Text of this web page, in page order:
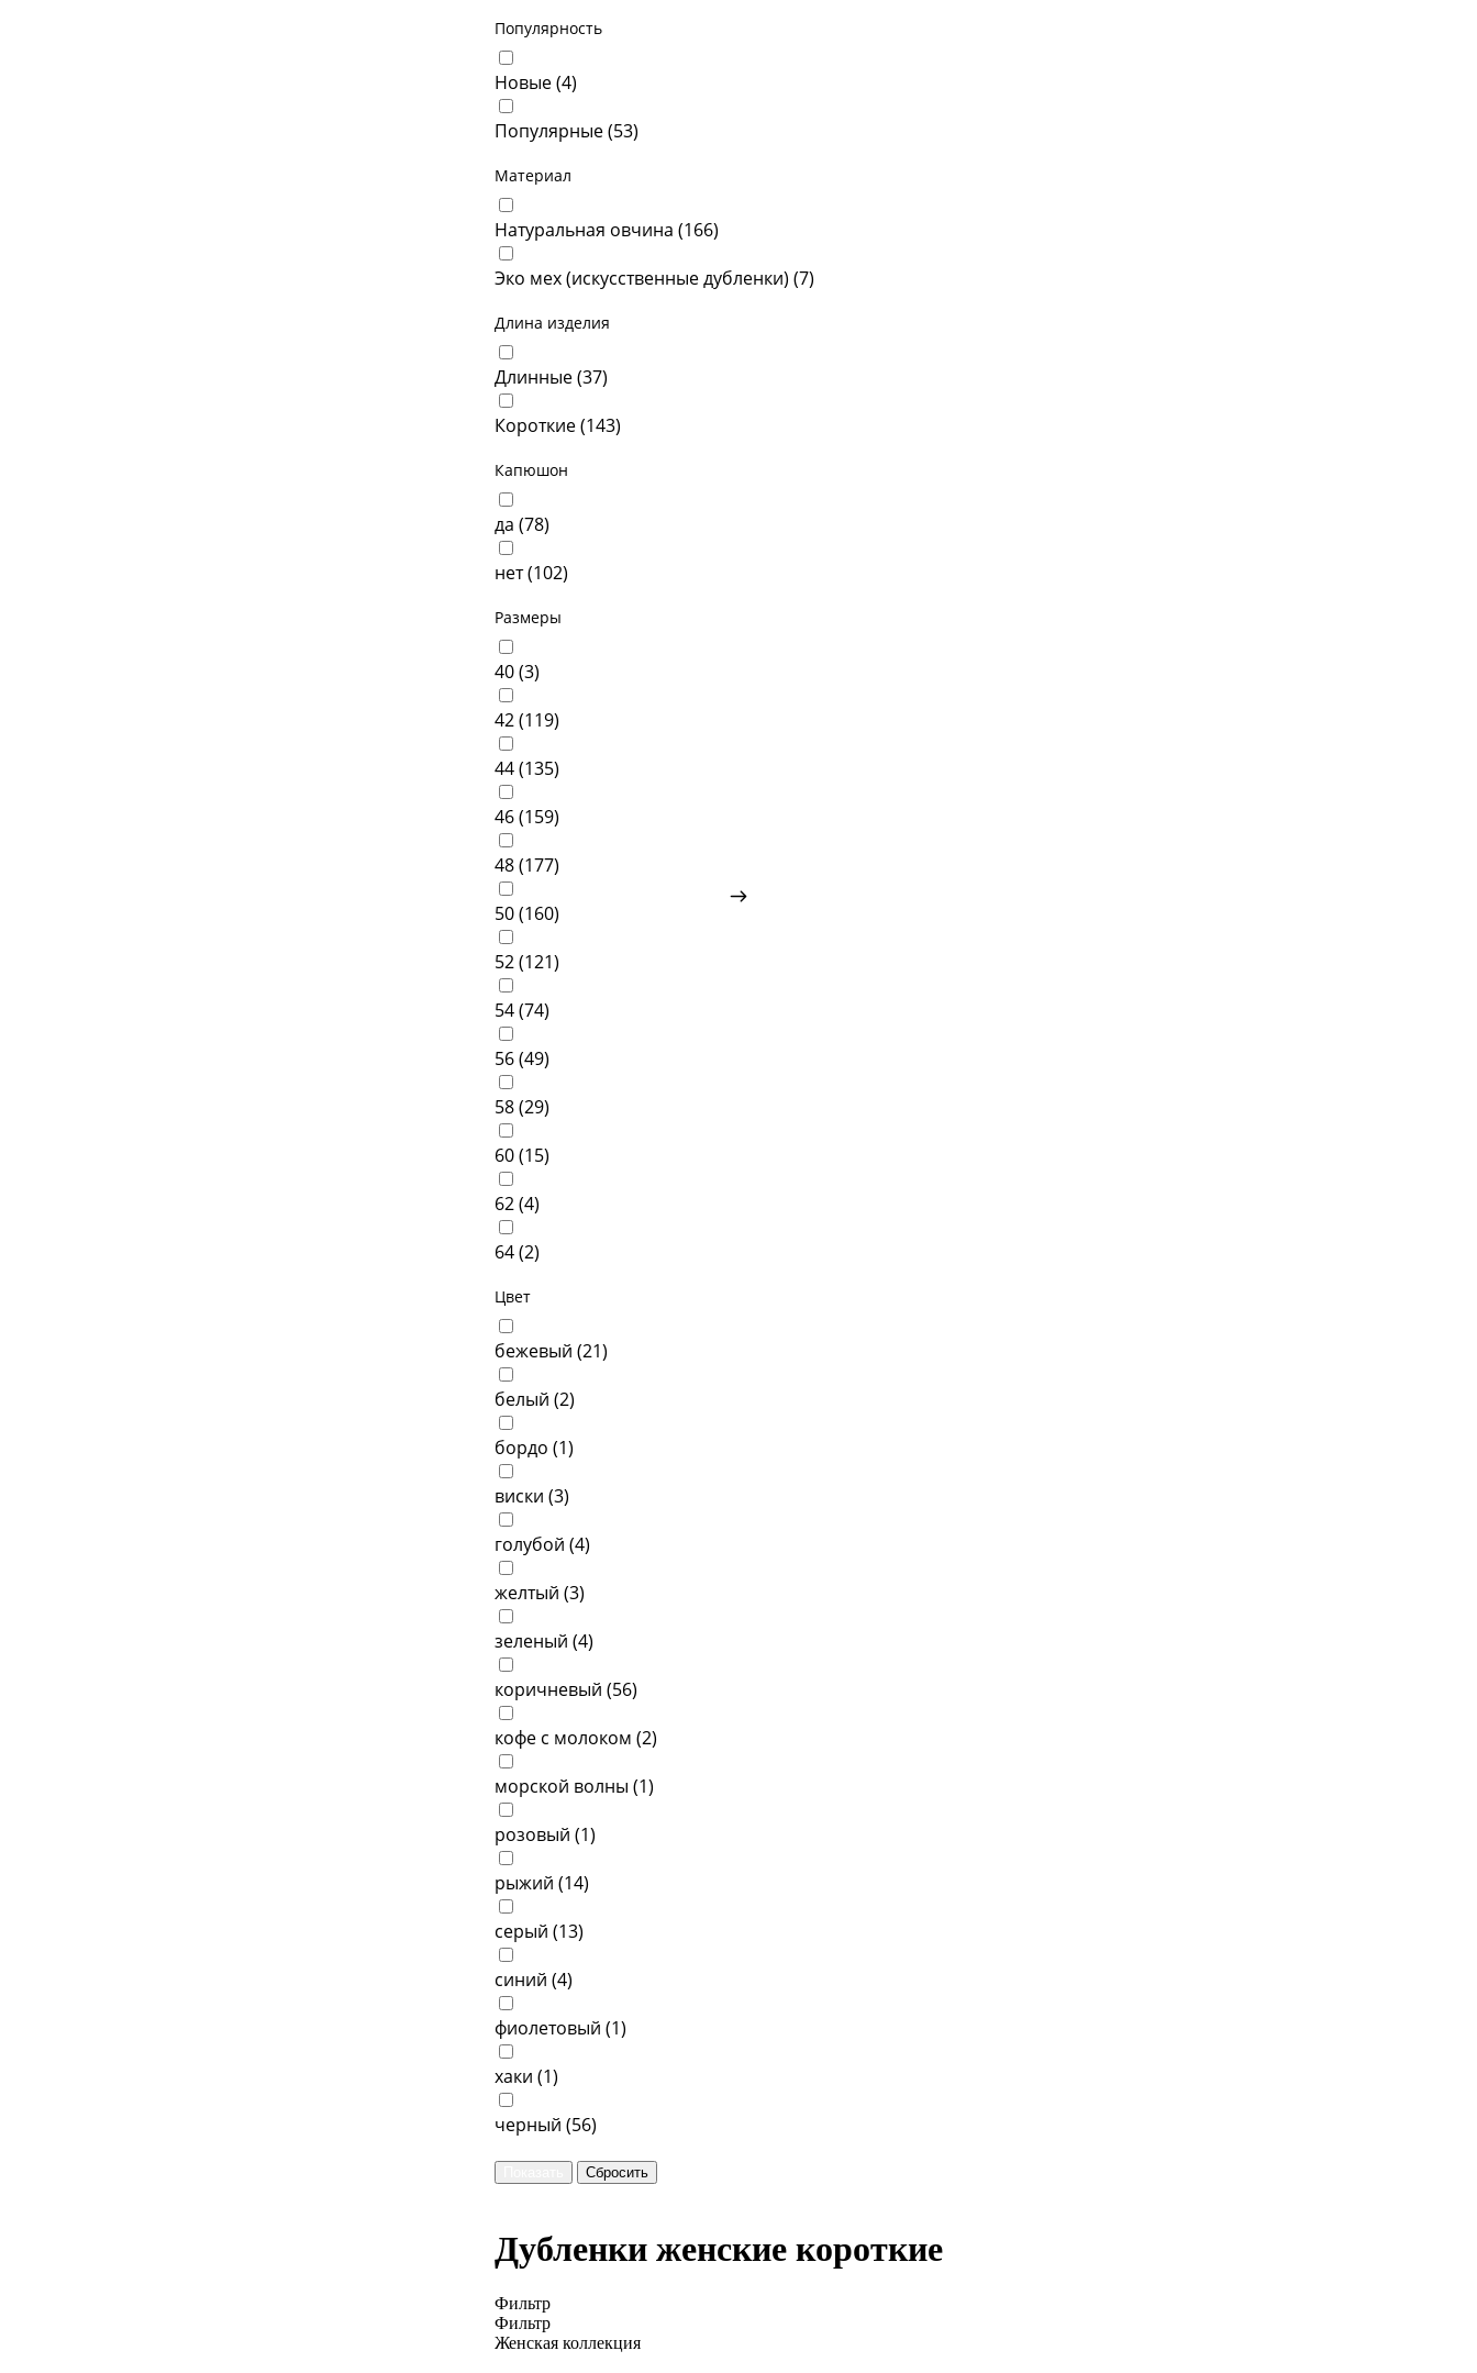
Популярность
Новые (4)
Популярные (53)
Материал
Натуральная овчина (166)
Эко мех (искусственные дубленки) (7)
Длина изделия
Длинные (37)
Короткие (143)
Капюшон
да (78)
нет (102)
Размеры
40 (3)
42 (119)
44 (135)
46 (159)
48 (177)
50 (160)
52 (121)
54 (74)
56 (49)
58 (29)
60 (15)
62 (4)
64 (2)
Цвет
бежевый (21)
белый (2)
бордо (1)
виски (3)
голубой (4)
желтый (3)
зеленый (4)
коричневый (56)
кофе с молоком (2)
морской волны (1)
розовый (1)
рыжий (14)
серый (13)
синий (4)
фиолетовый (1)
хаки (1)
черный (56)
Дубленки женские короткие
Фильтр
Фильтр
Женская коллекция